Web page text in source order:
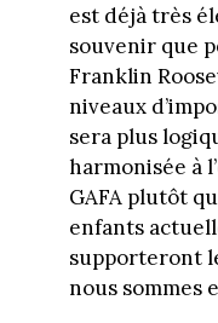
est déjà très
souvenir que
Franklin
niveaux
sera plus
harmonisée à
GAFA plutôt
enfants
supporteront
nous sommes